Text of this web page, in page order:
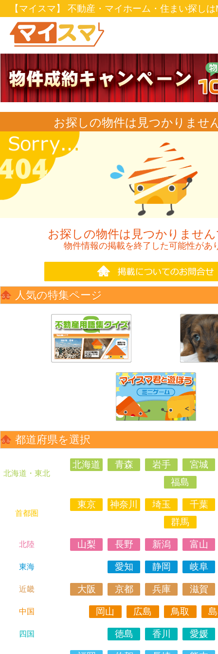
【マイスマ】 不動産・マイホーム・住まい探し
お探しの物件は見つかりませ
お探しの物件は見つかりませ
物件情報の掲載を終了した可能性があ
人気の特集ページ
都道府県を選択
北海道・東北
北海道 青森 岩手
宮城
福島
首都圏
東京 神奈川 埼玉
千葉
群馬
北陸 山梨 長野 新潟 富山
東海 愛知 静岡 岐阜
近畿 大阪 京都 兵庫 滋賀
中国 岡山 広島 鳥取
四国 徳島 香川 愛媛